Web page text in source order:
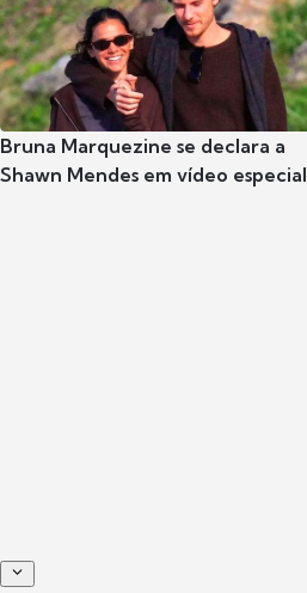
Bruna Marquezine se declara a
Shawn Mendes em vídeo especial